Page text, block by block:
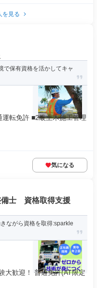
を見る
で保有資格を活かしてキャ
転免許 ■2級土木施工管理
気になる
備士 資格取得支援
ながら資格を取得:sparkle
大歓迎！ 普通免許(AT限定